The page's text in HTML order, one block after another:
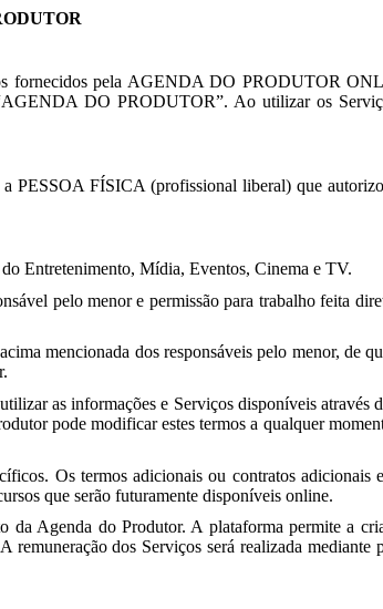
fornecidos pela AGENDA DO PRODUTOR
DO PRODUTOR”. Ao utilizar os
FÍSICA (profissional liberal) que
Entretenimento, Mídia, Eventos, Cinema e TV.
pelo menor e permissão para trabalho feita
mencionada dos responsáveis pelo menor, de
as informações e Serviços disponíveis através
pode modificar estes termos a qualquer
Os termos adicionais ou contratos adicionais
que serão futuramente disponíveis online.
da Agenda do Produtor. A plataforma permite a
dos Serviços será realizada mediante